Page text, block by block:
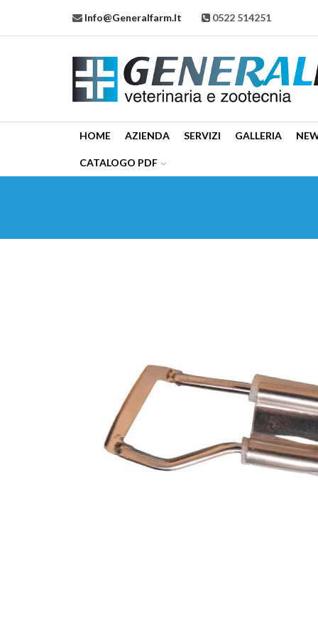
Info@generalfarm.it 0522 514251
HOME AZIENDA SERVIZI GALLERIA
CATALOGO PDF